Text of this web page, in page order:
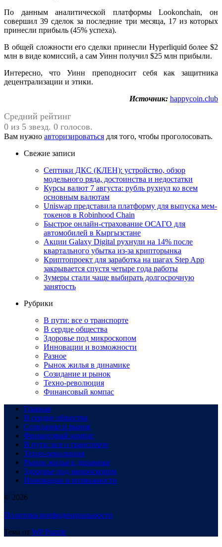
По данным аналитической платформы Lookonchain, он
совершил 39 сделок за последние три месяца, 17 из которых
принесли прибыль (45% успеха).
В общей сложности его сделки принесли Hyperliquid более $2
млн в виде комиссий, а сам Уинн получил $25 млн прибыли.
Интересно, что Уинн преподносит себя как защитника
децентрализации и этики.
Источник: happycoin.club
Средний рейтинг
0 из 5 звезд. 0 голосов.
Вам нужно авторизироваться для того, чтобы проголосовать.
Свежие записи
Септики ДКС (КЛЕН): устройство, обзор
модельного ряда, достоинства и недостатки
Курсы валют 7 августа: рубль рухнул ко всем
основным валютам
Uniswap представила платформу для выпуска мем-
токенов в Robinhood Chain
Быстрое онлайн-страхование ОСАГО для
автомобилей в Кыргызстане
Акции Galaxy Digital рухнули на 14% после
квартального убытка из-за крипторынка
Криптопроект для заработка на шагах Step App
закрывается спустя четыре года работы
Зумеры стали чаще выбирать долгосрочную
занятость
Рубрики
В пути: все о транспорте
В сердце общества
Здоровье под микроскопом
Инновации и возможности
Разное
Рынок жилья в динамике
Созидание и рынок
Техно-революция
Финансовый компас
Главная
В сердце общества
Созидание и рынок
Финансовый компас
В пути: все о транспорте
Техно-революция
Рынок жилья в динамике
Здоровье под микроскопом
Инновации и возможности
© 2026
Политика конфиденциальности
Тема от WP Puzzle